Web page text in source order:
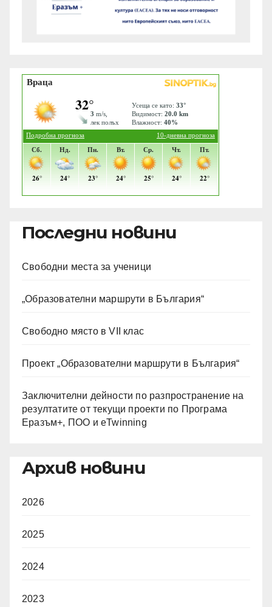
Последни новини
Свободни места за ученици
„Образователни маршрути в България“
Свободно място в VII клас
Проект „Образователни маршрути в България“
Заключителни дейности по разпространение на
резултатите от текущи проекти по Програма
Еразъм+, ПОО и eTwinning
Архив новини
2026
2025
2024
2023